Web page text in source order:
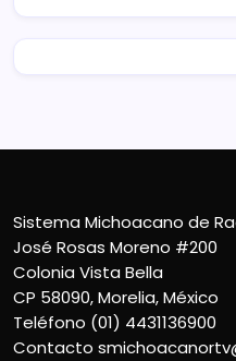
Sistema Michoacano de
José Rosas Moreno #200
Colonia Vista Bella
CP 58090, Morelia, México
Teléfono (01) 4431136900
Contacto